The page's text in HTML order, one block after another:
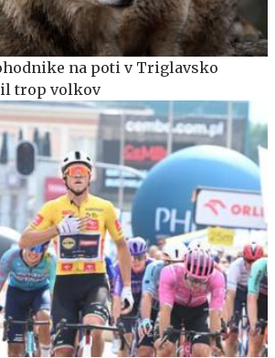
na poti v Triglavsko
trop volkov